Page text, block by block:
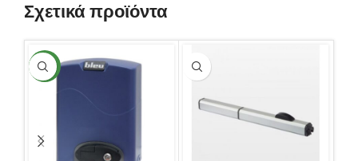
Σχετικά προϊόντα
NEW